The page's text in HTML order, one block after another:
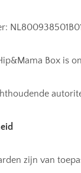
Box is
zijn van